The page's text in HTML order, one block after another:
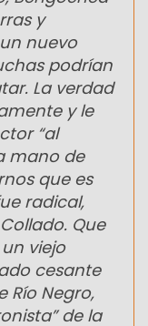
y
nuevo
podrían
La verdad
y le
“al
mano de
que es
radical,
Que
viejo
cesante
Río Negro,
de la